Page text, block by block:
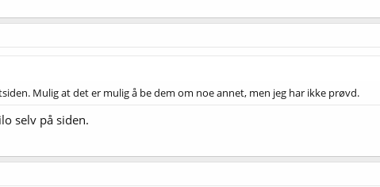
Mulig at det er mulig å be dem om noe annet, men jeg har ikke prøvd.
selv på siden.